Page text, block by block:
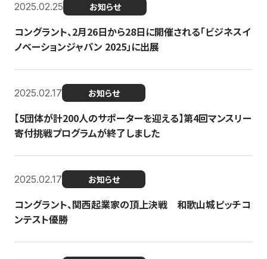
2025.02.25 お知らせ
コングラント、2月26日から28日に開催される「ビジネスイ
ノベーションジャパン 2025」に出展
2025.02.17 お知らせ
【5団体が計200人のサポーターを迎える】​​第4回マンスリー
寄付挑戦プログラムが終了しました
2025.02.17 お知らせ
コングラント、関西起業家の頂上決戦 和歌山城ピッチコ
ンテスト優勝